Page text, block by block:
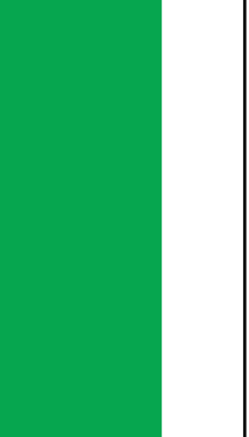
emails og SMS